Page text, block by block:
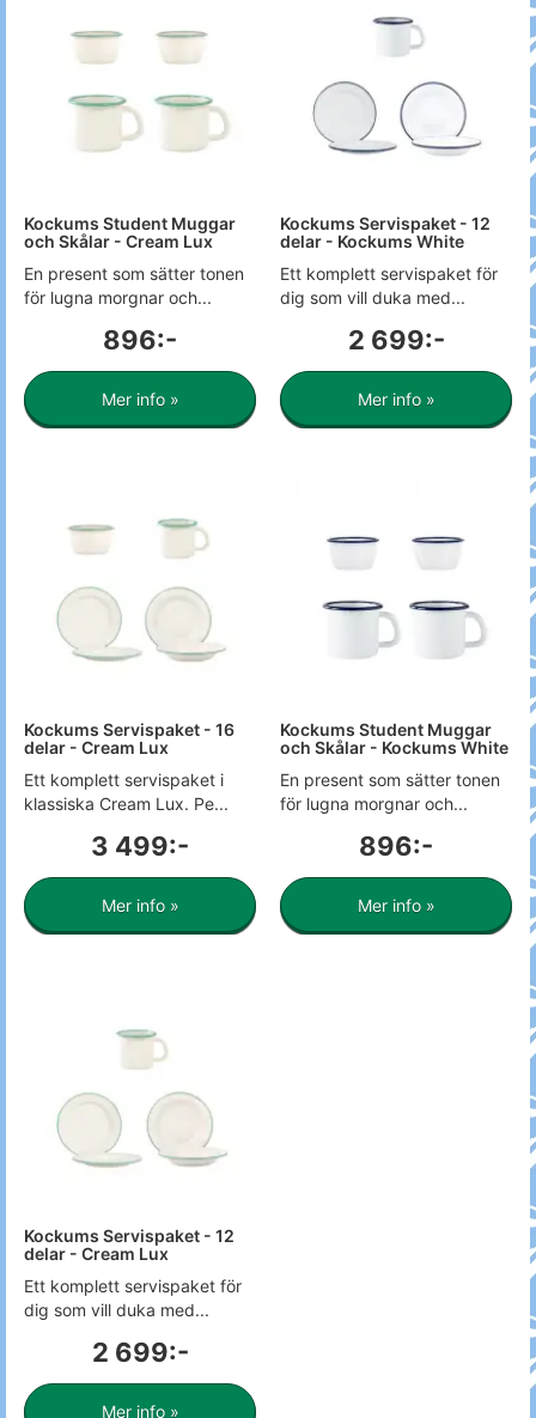
Kockums Student Muggar
och Skålar - Cream Lux
En present som sätter tonen
för lugna morgnar och...
896:-
Mer info »
Kockums Servispaket - 12
delar - Kockums White
Ett komplett servispaket för
dig som vill duka med...
2 699:-
Mer info »
Kockums Servispaket - 16
delar - Cream Lux
Ett komplett servispaket i
klassiska Cream Lux. Pe...
3 499:-
Mer info »
Kockums Student Muggar
och Skålar - Kockums White
En present som sätter tonen
för lugna morgnar och...
896:-
Mer info »
Kockums Servispaket - 12
delar - Cream Lux
Ett komplett servispaket för
dig som vill duka med...
2 699:-
Mer info »